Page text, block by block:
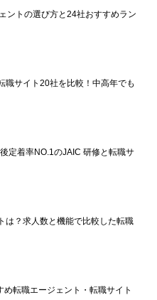
ントの選び方と24社おすすめラン
職サイト20社を比較！中高年でも
定着率NO.1のJAIC 研修と転職サ
は？求人数と機能で比較した転職
め転職エージェント・転職サイト